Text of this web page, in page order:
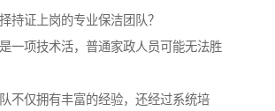
持证上岗的专业保洁团队？
一项技术活，普通家政人员可能无法胜
不仅拥有丰富的经验，还经过系统培